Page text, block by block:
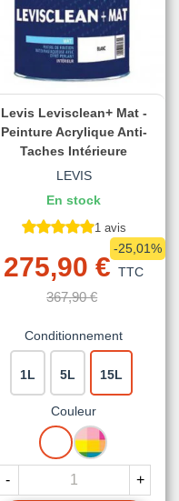
Levis Levisclean+ Mat -
Peinture Acrylique Anti-
Taches Intérieure
LEVIS
En stock
1 avis
275,90 € TTC
367,90 €
-25,01%
Conditionnement
1L 5L 15L
Couleur
BLANCMISE
A
TEINTE
- +